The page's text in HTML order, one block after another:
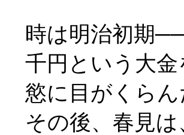
時は明治初期
千円という大
慾に目がくら
その後、春見